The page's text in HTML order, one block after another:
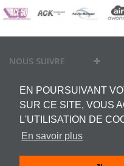
EN POURSUIVANT
SUR CE SITE, VOUS
L'UTILISATION DE
En savoir plus
NOUS SUIVRE
MON COMPTE
INFORMATIONS